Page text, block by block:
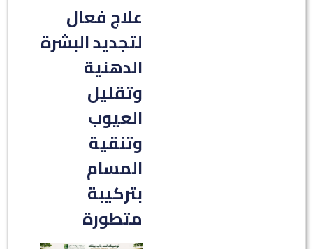
علاج فعال
لتجديد البشرة
الدهنية
وتقليل
العيوب
وتنقية
المسام
بتركيبة
متطورة